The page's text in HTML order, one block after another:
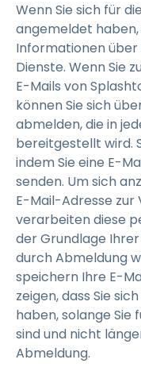
Wenn Sie sich für
angemeldet
Informationen über
Dienste. Wenn Sie
E-Mails von
können Sie sich
abmelden, die in
bereitgestellt wird.
indem Sie eine E-
senden. Um sich
E-Mail-Adresse zur
verarbeiten diese
der Grundlage Ihrer
durch Abmeldung
speichern Ihre E-
zeigen, dass Sie
haben, solange
sind und nicht
Abmeldung.